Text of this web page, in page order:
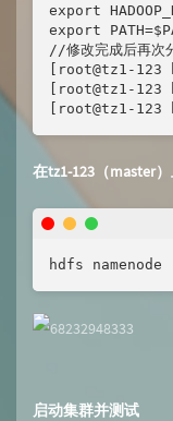
export
export
//修改完成后再次
[root@tz1-
[root@tz1-
[root@tz1-
在tz1-123（master
hdfs
启动集群并测试